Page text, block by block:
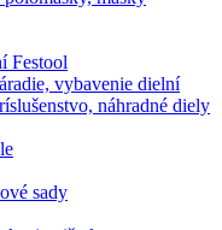
Festool
vybavenie dielní
náhradné diely
sady